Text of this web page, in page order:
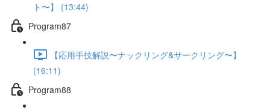
ト〜】 (13:44)
Program87
【応用手技解説〜ナックリング&サークリング〜】
(16:11)
Program88